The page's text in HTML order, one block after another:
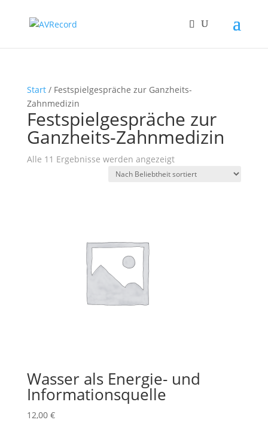
Start/ Festspielgespräche zur Ganzheits-
Zahnmedizin
Festspielgespräche zur
Ganzheits-Zahnmedizin
Alle 11 Ergebnisse werden angezeigtNach
Beliebtheit
Wasser als Energie- und
Informationsquelle
12,00 €